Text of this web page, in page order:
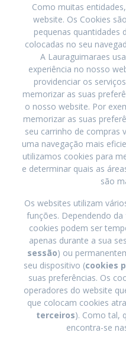
Como muitas
website. Os Cookies
pequenas quantidades
colocadas no seu
A Lauraguimaraes
experiência no nosso
providenciar os
memorizar as suas
o nosso website. Por
memorizar as suas
seu carrinho de compras
uma navegação mais
utilizamos cookies para
e determinar quais as
são
Os websites utilizam
funções. Dependendo
cookies podem ser
apenas durante a sua
sessão) ou
seu dispositivo (cookies
suas preferências. Os
operadores do website
que colocam cookies
terceiros). Como tal,
encontra-se